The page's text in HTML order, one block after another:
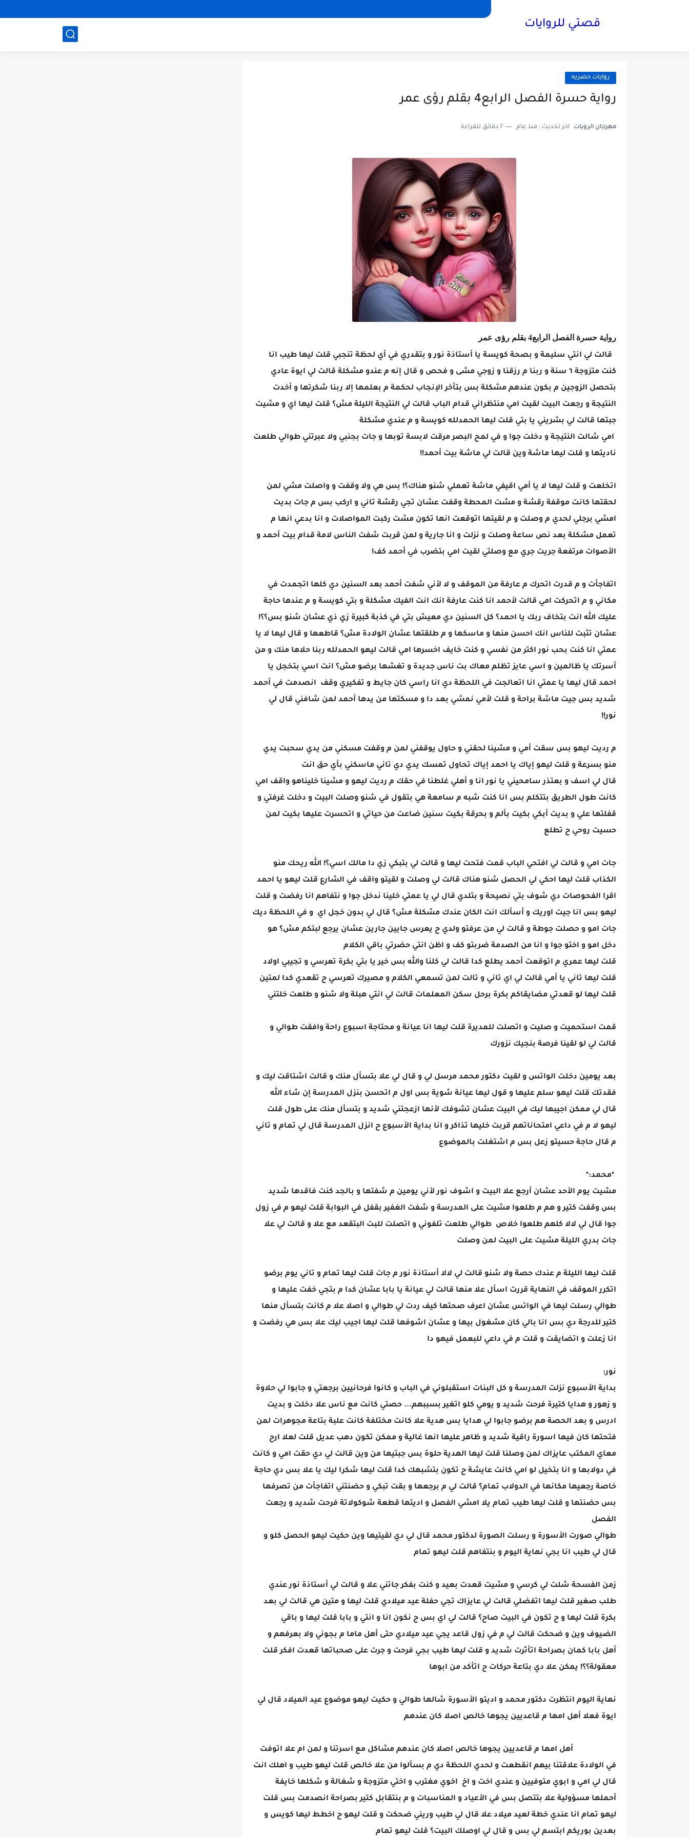
قصتي للروايات
روايات حصريه
رواية حسرة الفصل الرابع4 بقلم رؤى عمر
مهرجان الرويات اخر تحديث : منذ عام 7 دقائق للقراءة
رواية حسرة الفصل الرابع4 بقلم رؤى عمر
‏​​‏​​‏​​‏​​‏​​‏​​‏​​‏​​‏​​‏​​‏ ‏​​‏​​قالت لي انتي سليمة و بصحة كويسة يا أستاذة نور و بتقدري في أي لحظة تنجبي قلت ليها طيب انا
كنت متزوجة ٦ سنة و ربنا م رزقنا و زوجي مشى و فحص و قال إنه م عندو مشكلة قالت لي ايوة عادي
بتحصل الزوجين م بكون عندهم مشكلة بس بتأخر الإنجاب لحكمة م بعلمها إلا ربنا شكرتها و أخدت
النتيجة و رجعت البيت لقيت امي منتظراني قدام الباب قالت لي النتيجة الليلة مش؟ قلت ليها اي و مشيت
جبتها قالت لي بشريني يا بتي قلت ليها الحمدلله كويسة و م عندي مشكلة
امي شالت النتيجة و دخلت جوا و في لمح البصر مرقت لابسة توبها و جات بجنبي ولا عبرتني طوالي طلعت
ناديتها و قلت ليها ماشة وين قالت لي ماشة بيت أحمد!!
اتخلعت و قلت ليها لا يا أمي اقيفي ماشة تعملي شنو هناك؟! بس هي ولا وقفت و واصلت مشي لمن
لحقتها كانت موقفة رقشة و مشت المحطة وقفت عشان تجي رقشة تاني و اركب بس م جات بديت
امشي برجلي لحدي م وصلت و م لقيتها اتوقعت انها تكون مشت ركبت المواصلات و انا بدعي انها م
تعمل مشكلة بعد نص ساعة وصلت و نزلت و انا جارية و لمن قربت شفت الناس لامة قدام بيت أحمد و
الأصوات مرتفعة جريت جري مع وصلتي لقيت امي بتضرب في أحمد كف!
اتفاجأت و م قدرت اتحرك م عارفة من الموقف و لا لأني شفت أحمد بعد السنين دي كلها اتجمدت في
مكاني و م اتحركت امي قالت لأحمد انا كنت عارفة انك انت الفيك مشكلة و بتي كويسة و م عندها حاجة
عليك الله انت بتخاف ربك يا احمد؟ كل السنين دي معيش بتي في كذبة كبيرة زي ذي عشان شنو بس؟؟!
عشان تثبت للناس انك احسن منها و ماسكها و م طلقتها عشان الولادة مش؟ قاطعها و قال ليها لا يا
عمتي انا كنت بحب نور اكتر من نفسي و كنت خايف اخسرها امي قالت ليهو الحمدلله ربنا حلاها منك و من
أسرتك يا ظالمين و اسي عايز تظلم معاك بت ناس جديدة و تغشها برضو مش؟ انت اسي بتخجل يا
احمد قال ليها يا عمتي انا اتعالجت في اللحظة دي انا راسي كان جايط و تفكيري وقف انصدمت في أحمد
شديد بس جيت ماشة براحة و قلت لأمي نمشي بعد دا و مسكتها من يدها أحمد لمن شافني قال لي
نور!!
م رديت ليهو بس سقت أمي و مشينا لحقني و حاول يوقفني لمن م وقفت مسكني من يدي سحبت يدي
منو بسرعة و قلت ليهو إياك يا احمد إياك تحاول تمسك يدي دي تاني ماسكني بأي حق انت
قال لي اسف و بعتذر سامحيني يا نور انا و أهلي غلطنا في حقك م رديت ليهو و مشينا خليناهو واقف امي
كانت طول الطريق بتتكلم بس انا كنت شبه م سامعة هي بتقول في شنو وصلت البيت و دخلت غرفتي و
قفلتها علي و بديت أبكي بكيت بألم و بحرقة بكيت سنين ضاعت من حياتي و اتحسرت عليها بكيت لمن
حسيت روحي ح تطلع
جات امي و قالت لي افتحي الباب قمت فتحت ليها و قالت لي بتبكي زي دا مالك اسي؟! الله ريحك منو
الكذاب قلت ليها احكي لي الحصل شنو هناك قالت لي وصلت و لقيتو واقف في الشارع قلت ليهو يا احمد
اقرا الفحوصات دي شوف بتي نصيحة و بتلدي قال لي يا عمتي خلينا ندخل جوا و نتفاهم انا رفضت و قلت
ليهو بس انا جيت اوريك و أسألك انت الكان عندك مشكلة مش؟ قال لي بدون خجل اي و في اللحظة ديك
جات امو و حصلت جوطة و قالت لي من عرفتو ولدي ح يعرس جايين جارين عشان يرجع لبتكم مش؟ هو
دخل امو و اختو جوا و انا من الصدمة ضربتو كف و اظن انتي حضرتي باقي الكلام
قلت ليها عمري م اتوقعت أحمد يطلع كدا قالت لي كلنا والله بس خير يا بتي بكرة تعرسي و تجيبي اولاد
قلت ليها تاني يا أمي قالت لي اي تاني و تالت لمن تسمعي الكلام و مصيرك تعرسي ح تقعدي كدا لمتين
قلت ليها لو قعدتي مضايقاكم بكرة برحل سكن المعلمات قالت لي انتي هبلة ولا شنو و طلعت خلتني
قمت استحميت و صليت و اتصلت للمديرة قلت ليها انا عيانة و محتاجة اسبوع راحة وافقت طوالي و
قالت لي لو لقينا فرصة بنجيك نزورك
بعد يومين دخلت الواتس و لقيت دكتور محمد مرسل لي و قال لي علا بتسأل منك و قالت اشتاقت ليك و
فقدتك قلت ليهو سلم عليها و قول ليها عيانة شوية بس اول م اتحسن بنزل المدرسة إن شاء الله
قال لي ممكن اجيبها ليك في البيت عشان تشوفك لأنها ازعجتني شديد و بتسأل منك على طول قلت
ليهو لا م في داعي امتحاناتهم قربت خليها تذاكر و انا بداية الأسبوع ح انزل المدرسة قال لي تمام و تاني
م قال حاجة حسيتو زعل بس م اشتغلت بالموضوع
*محمد:*
مشيت يوم الأحد عشان أرجع علا البيت و اشوف نور لأني يومين م شفتها و بالجد كنت فاقدها شديد
بس وقفت كتير و هم م طلعوا مشيت على المدرسة و شفت الغفير بقفل في البوابة قلت ليهو م في زول
جوا قال لي لالا كلهم طلعوا خلاص طوالي طلعت تلفوني و اتصلت للبت البتقعد مع علا و قالت لي علا
جات بدري الليلة مشيت على البيت لمن وصلت
قلت ليها الليلة م عندك حصة ولا شنو قالت لي لالا أستاذة نور م جات قلت ليها تمام و تاني يوم برضو
اتكرر الموقف في النهاية قررت اسأل علا منها قالت لي عيانة يا بابا عشان كدا م بتجي خفت عليها و
طوالي رسلت ليها في الواتس عشان اعرف صحتها كيف ردت لي طوالي و اصلا علا م كانت بتسأل منها
كتير للدرجة دي بس انا بالي كان مشغول بيها و عشان اشوفها قلت ليها اجيب ليك علا بس هي رفضت و
انا زعلت و اتضايقت و قلت م في داعي للبعمل فيهو دا
نور:
بداية الأسبوع نزلت المدرسة و كل البنات استقبلوني في الباب و كانوا فرحانيين برجعتي و جابوا لي حلاوة
و زهور و هدايا كتيرة فرحت شديد و يومي كلو اتغير بسببهم... حصتي كانت مع ناس علا دخلت و بديت
ادرس و بعد الحصة هم برضو جابوا لي هدايا بس هدية علا كانت مختلفة كانت علبة بتاعة مجوهرات لمن
فتحتها كان فيها اسورة راقية شديد و ظاهر عليها انها غالية و ممكن تكون دهب عديل قلت لعلا ارح
معاي المكتب عايزاك لمن وصلنا قلت ليها الهدية حلوة بس جبتيها من وين قالت لي دي حقت امي و كانت
في دولابها و انا بتخيل لو امي كانت عايشة ح تكون بتشبهك كدا قلت ليها شكرا ليك يا علا بس دي حاجة
خاصة رجعيها مكانها في الدولاب تمام؟ قالت لي م برجعها و بقت تبكي و حضنتني اتفاجأت من تصرفها
بس حضنتها و قلت ليها طيب تمام يلا امشي الفصل و اديتها قطعة شوكولاتة فرحت شديد و رجعت
الفصل
طوالي صورت الأسورة و رسلت الصورة لدكتور محمد قال لي دي لقيتيها وين حكيت ليهو الحصل كلو و
قال لي طيب انا بجي نهاية اليوم و بنتفاهم قلت ليهو تمام
زمن الفسحة شلت لي كرسي و مشيت قعدت بعيد و كنت بفكر جاتني علا و قالت لي أستاذة نور عندي
طلب صغير قلت ليها اتفضلي قالت لي عايزاك تجي حفلة عيد ميلادي قلت ليها و متين هي قالت لي بعد
بكرة قلت ليها و ح تكون في البيت صاح؟ قالت لي اي بس ح نكون انا و انتي و بابا قلت ليها و باقي
الضيوف وين و ضحكت قالت لي م في زول قاعد يجي عيد ميلادي حتى أهل ماما م بجوني ولا بعرفهم و
أهل بابا كمان بصراحة اتأثرت شديد و قلت ليها طيب بجي فرحت و جرت على صحباتها قعدت افكر قلت
معقولة؟؟! يمكن علا دي بتاعة حركات ح اتأكد من ابوها
نهاية اليوم انتظرت دكتور محمد و اديتو الأسورة شالها طوالي و حكيت ليهو موضوع عيد الميلاد قال لي
ايوة فعلا أهل امها م قاعديين يجوها خالص اصلا كان عندهم
​‏​​‏​​‏​​‏​​‏​​‏​​‏​​‏​​‏​​‏​​‏​​‏​​‏​​‏​​‏​​‏​​‏ ​​‏​​‏​​‏​​‏​​‏​​ ​​‏​​‏​​‏​​‏​​‏​​‏​​‏​​‏​​‏​​‏​​‏​​‏​​‏​​‏​​‏​​‏​​ ‏​​‏​​‏​​‏​​‏​​‏​​‏​​‏​​‏​​‏​​‏​​‏​​‏​​‏​​‏​​‏​​‏​ ​‏​​‏​​‏​​‏​​‏​​‏​​‏​​‏​​‏​​‏​​‏​​‏​​‏​​‏​​‏​​‏​​‏ ​​‏​​‏​​‏​​‏​​‏​​‏​​‏​​‏​​‏​​‏​​‏​​‏​​‏​​‏​​‏​​‏​​ ‏​​‏​​‏​​‏​​‏​​‏​​‏​​‏​​‏​​‏​​‏​​‏​​‏​​‏​​‏​​‏​​‏​ ​‏​​‏​​‏​​‏​​‏​​‏​​‏​​‏​​‏​​‏​​‏​​‏​​‏​​‏​​‏​​‏​​‏ ​​‏​​‏​​‏​​‏​​‏​​‏​​‏​​‏​​‏​​‏​​‏​​‏​​‏​​‏​​‏​​‏​​ ‏​​‏​​‏​​‏​​‏​​‏​​‏​​‏​​‏​​‏​​‏​​‏​​‏​​‏​​‏​​‏​​‏​ ​‏​​‏​​‏​​‏​​‏​​‏​​‏​​​​‏​​‏​​‏​​‏​​‏​​‏​​‏​​‏​​‏​​‏​​‏​​‏​​‏​​‏​​‏​​‏​​ ‏​​‏​​‏​​‏​​‏​​‏​​‏​​‏​​‏​​‏​​‏​​‏​​‏​​‏​​‏​​‏​​‏​ ​‏​​‏​​‏​​‏​​‏​​‏​​‏​​‏​​‏​​‏​​‏​​‏​​‏​​‏​​‏​​‏​​‏ ​​‏​​‏​​‏​​‏​​‏​​‏​​‏​​‏​​‏​​‏​​‏​​‏​​‏​​‏​​‏​​‏​​ ‏​​‏​​‏​​‏​​‏​​‏​​ ​​‏​​‏​​‏​​‏​​‏​​‏​​‏​​‏​​‏​​‏​​‏​​‏​​‏​​‏​​‏​​‏​​ ‏​​‏​​‏​​‏​​‏​​‏​​‏​​‏​​‏​​‏​​‏​​‏​​‏​​‏​​‏​​‏​​‏​ ​‏​​‏​​‏​​‏​​‏​​‏​​‏​​‏​​‏​​‏​​‏​​‏​​‏​​‏​​‏​​‏​​‏ ​​‏​​‏​​‏​​‏​​‏​​‏​​‏​​‏​​‏​​‏​​‏​​‏​​‏​​‏​​‏​​‏​​ ‏​​‏​​‏​​‏​​‏​​‏​​ ​​‏أهل امها م قاعديين يجوها خالص اصلا كان عندهم مشاكل مع اسرتنا و لمن ام علا اتوفت
في الولادة علاقتنا بيهم انقطعت و لحدي اللحظة دي م بسألوا من علا خالص قلت ليهو طيب و اهلك انت
قال لي امي و ابوي متوفيين و عندي اخت و اخ اخوي مغترب و اختي متزوجة و شغالة و شكلها خايفة
أحملها مسؤولية علا بتتصل بس في الأعياد و المناسبات و م بنتقابل كتير بصراحة انصدمت بس قلت
ليهو تمام انا عندي خطة لعيد ميلاد علا قال لي طيب وريني ضحكت و قلت ليهو ح اخطط ليها كويس و
بعدين بوريكم ابتسم لي بس و قال لي اوصلك البيت؟ قلت ليهو تمام